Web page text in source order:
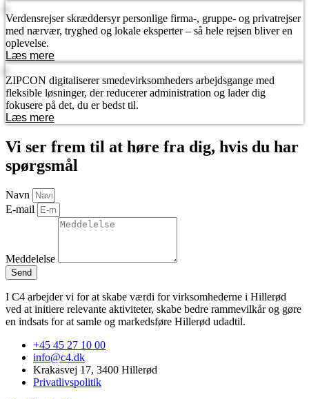
Verdensrejser skræddersyr personlige firma-, gruppe- og privatrejser
med nærvær, tryghed og lokale eksperter – så hele rejsen bliver en
oplevelse.
Læs mere
ZIPCON digitaliserer smedevirksomheders arbejdsgange med
fleksible løsninger, der reducerer administration og lader dig
fokusere på det, du er bedst til.
Læs mere
Vi ser frem til at høre fra dig, hvis du har
spørgsmål
Navn
E-mail
Meddelelse
Send
I C4 arbejder vi for at skabe værdi for virksomhederne i Hillerød
ved at initiere relevante aktiviteter, skabe bedre rammevilkår og gøre
en indsats for at samle og markedsføre Hillerød udadtil.
+45 45 27 10 00
info@c4.dk
Krakasvej 17, 3400 Hillerød
Privatlivspolitik